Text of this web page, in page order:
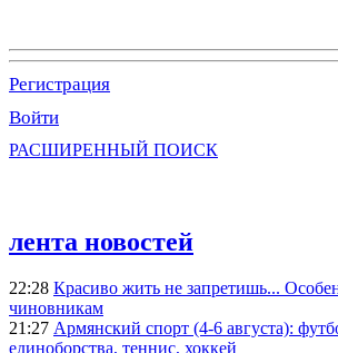
Регистрация
Войти
РАСШИРЕННЫЙ ПОИСК
лента новостей
22:28 Красиво жить не запретишь...
чиновникам
21:27 Армянский спорт (4-6 августа):
единоборства, теннис, хоккей